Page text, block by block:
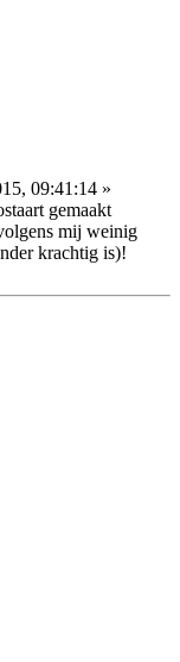
09:41:14 »
gemaakt
mij weinig
krachtig is)!